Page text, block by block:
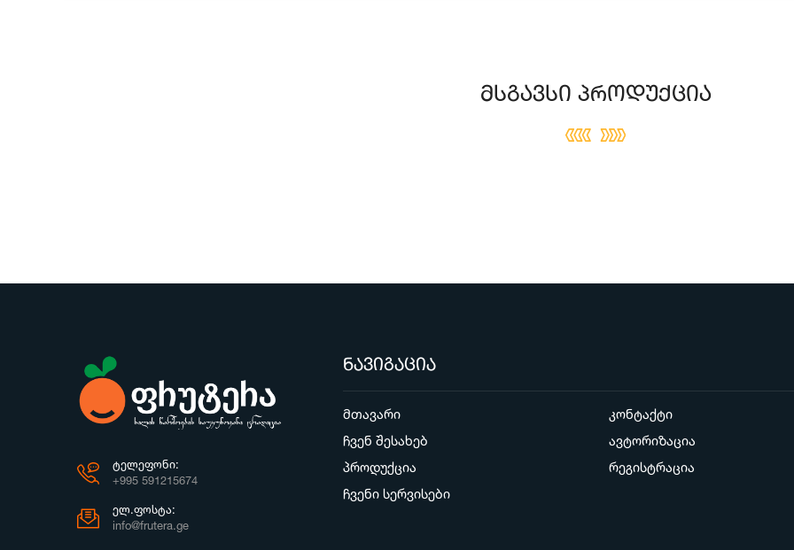
მსგავსი პროდუქცია
ᲢᲔᲚᲔᲤᲝᲜᲘ:
+995 591215674
ᲔᲚ.ᲤᲝᲡᲢᲐ:
info@frutera.ge
ნავიგაცია
მთავარი
ჩვენ შესახებ
პროდუქცია
ჩვენი სერვისები
კონტაქტი
ავტორიზაცია
რეგისტრაცია